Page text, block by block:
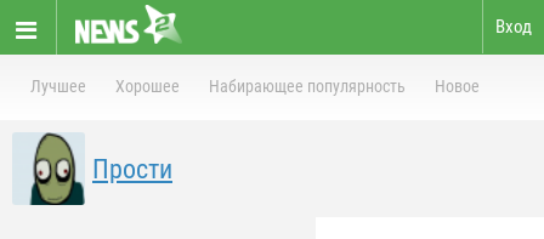
Вход
Лучшее Хорошее Набирающее популярность Новое
Прости